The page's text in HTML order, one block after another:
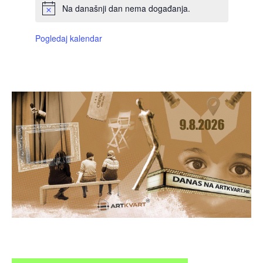
Na današnji dan nema događanja.
Pogledaj kalendar